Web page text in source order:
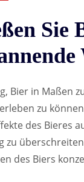
Sie
Bier in Maßen
zu
des Bieres
zu
des Biers